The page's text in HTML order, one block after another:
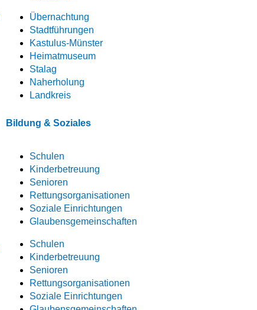
Übernachtung
Stadtführungen
Kastulus-Münster
Heimatmuseum
Stalag
Naherholung
Landkreis
Bildung & Soziales
Schulen
Kinderbetreuung
Senioren
Rettungsorganisationen
Soziale Einrichtungen
Glaubensgemeinschaften
Schulen
Kinderbetreuung
Senioren
Rettungsorganisationen
Soziale Einrichtungen